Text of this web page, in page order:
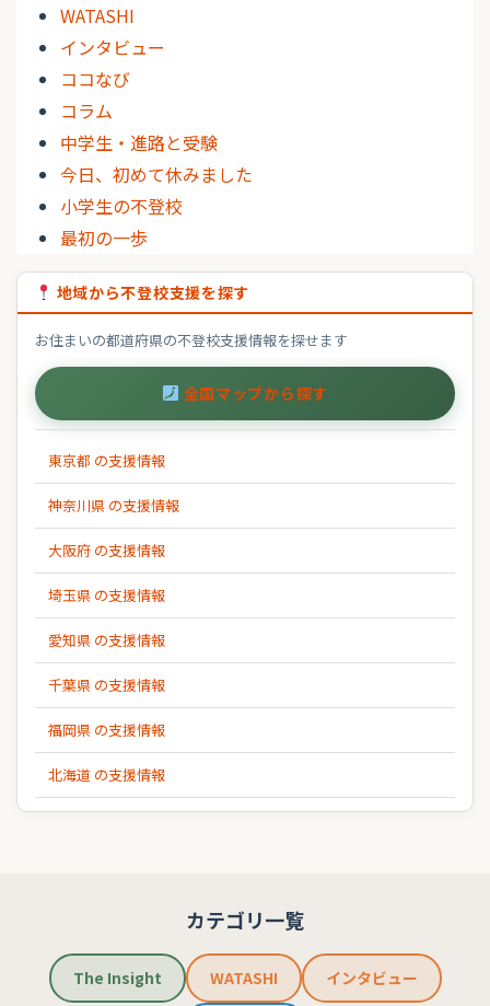
WATASHI
インタビュー
ココなび
コラム
中学生・進路と受験
今日、初めて休みました
小学生の不登校
最初の一歩
地域から不登校支援を探す
お住まいの都道府県の不登校支援情報を探せます
全国マップから探す
東京都 の支援情報
神奈川県 の支援情報
大阪府 の支援情報
埼玉県 の支援情報
愛知県 の支援情報
千葉県 の支援情報
福岡県 の支援情報
北海道 の支援情報
カテゴリ一覧
The Insight WATASHI インタビュー